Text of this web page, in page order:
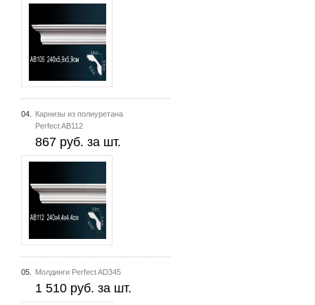
04.
Карнизы из полиуретана
Perfect AB112
867 руб. за шт.
05. Молдинги Perfect AD345
1 510 руб. за шт.